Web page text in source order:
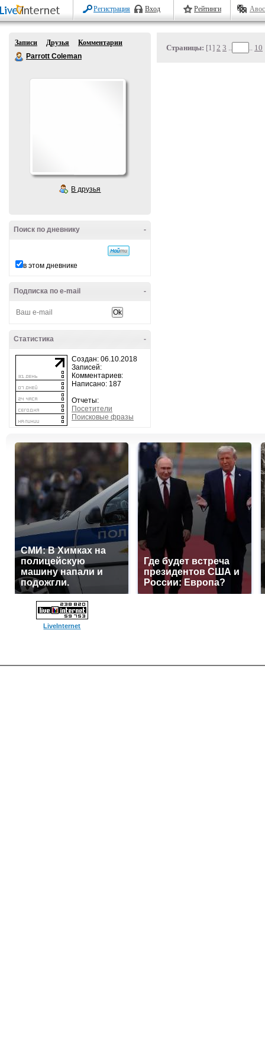
Регистрация Вход Рейтинги
Записи Друзья
Комментарии
Parrott Coleman
В друзья
-
Поиск по дневнику
в этом дневнике
-
Подписка по e-mail
-
Статистика
Создан: 06.10.2018
Записей:
Комментариев:
Написано: 187
Отчеты:
Посетители
Поисковые фразы
Страницы: [1] 2 3 .. .. 10
СМИ: В Химках на
полицейскую
машину напали и
подожгли.
Где будет встреча
президентов США и
России: Европа?
LiveInternet